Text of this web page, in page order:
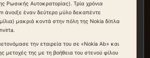
Ρωσικής Αυτοκρατορίας). Τρία χρόνια
άνοιξε έναν δεύτερο μύλο δεκαπέντε
μακριά κοντά στην πόλη της Nokia δίπλα
την εταιρεία του σε «Nokia Ab» και
μετοχές της με τη βοήθεια του στενού φίλου